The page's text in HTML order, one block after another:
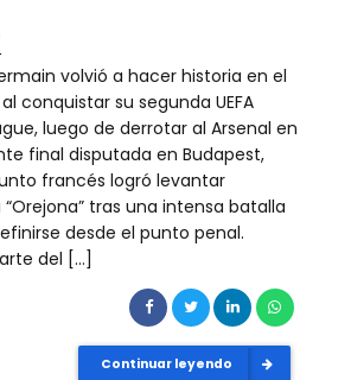
volvió a hacer historia en el
conquistar su segunda UEFA
luego de derrotar al Arsenal en
final disputada en Budapest,
francés logró levantar
tras una intensa batalla
desde el punto penal.
del […]
Continuar leyendo